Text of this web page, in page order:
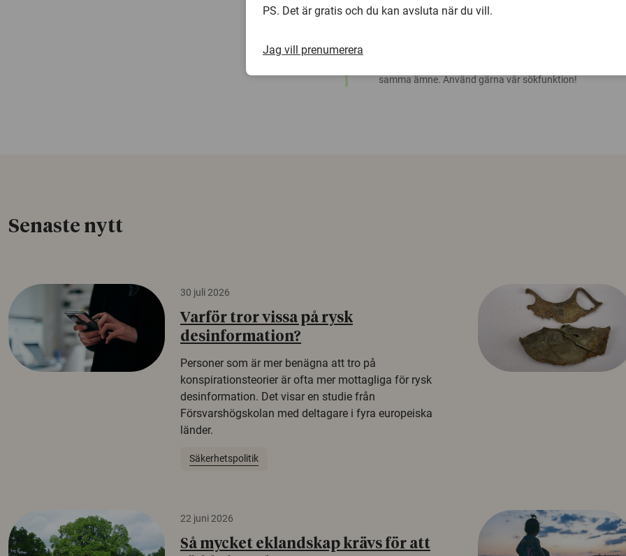
E-post: charlotta.soderberg@pol.umu.se
Denna artikel är några år gammal och det kan
samma ämne. Använd gärna vår sökfunktion!
Senaste nytt
30 juli 2026
Varför tror vissa på rysk
desinformation?
Personer som är mer benägna att tro på
konspirationsteorier är ofta mer mottagliga för rysk
desinformation. Det visar en studie från
Försvarshögskolan med deltagare i fyra europeiska
länder.
Säkerhetspolitik
22 juni 2026
Så mycket eklandskap krävs för att
PS. Det är gratis och du kan avsluta när du vill.
Jag vill prenumerera